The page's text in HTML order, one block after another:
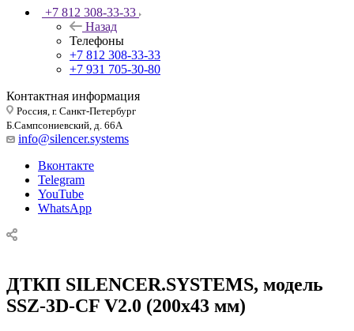
+7 812 308-33-33
Назад
Телефоны
+7 812 308-33-33
+7 931 705-30-80
Контактная информация
Россия, г. Санкт-Петербург
Б.Сампсониевский, д. 66А
info@silencer.systems
Вконтакте
Telegram
YouTube
WhatsApp
ДТКП SILENCER.SYSTEMS, модель
SSZ-3D-CF V2.0 (200х43 мм)